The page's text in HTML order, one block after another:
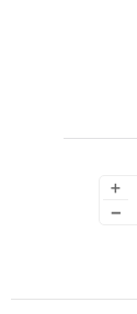
+
-